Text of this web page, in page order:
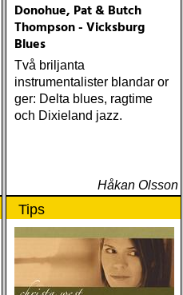
Donohue, Pat & Butch
Thompson - Vicksburg
Blues
Två briljanta
instrumentalister blandar or
ger: Delta blues, ragtime
och Dixieland jazz.
Håkan Olsson
Tips